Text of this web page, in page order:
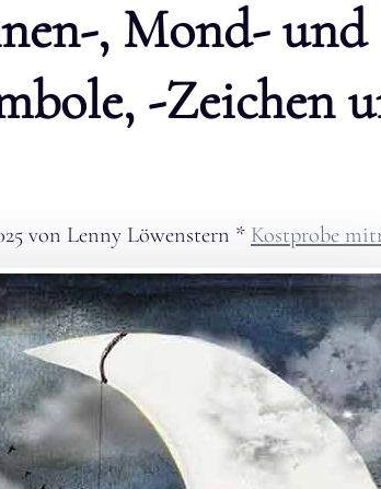
, Mond- und
-Zeichen
von Lenny Löwenstern * Kostprobe